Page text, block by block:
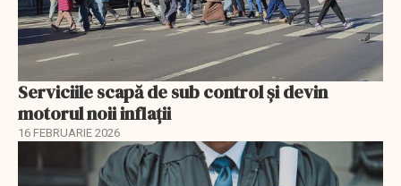
Serviciile scapă de sub control și devin
motorul noii inflații
16 FEBRUARIE 2026